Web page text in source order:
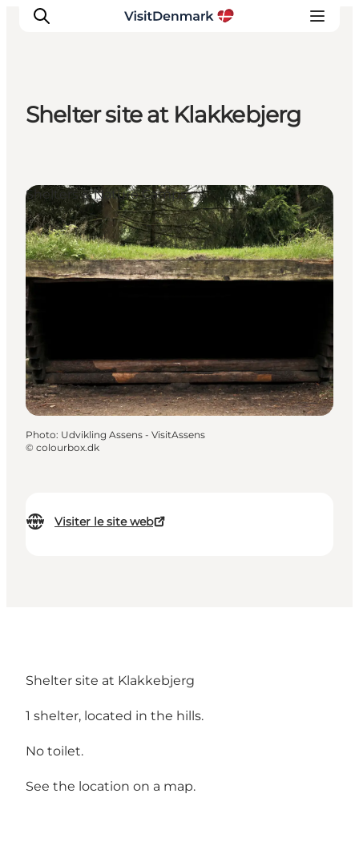
Quoi faire
Hébergements
Planifiez votre voyage
Shelter site at Klakkebjerg
Visiter le site web
Shelters & Nature Camps
Photo: Udvikling Assens - VisitAssens
© colourbox.dk
Shelter site at Klakkebjerg
1 shelter, located in the hills.
No toilet.
See the location on a map.